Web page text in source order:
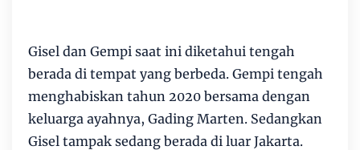
Gisel dan Gempi saat ini diketahui tengah
berada di tempat yang berbeda. Gempi tengah
menghabiskan tahun 2020 bersama dengan
keluarga ayahnya, Gading Marten. Sedangkan
Gisel tampak sedang berada di luar Jakarta.